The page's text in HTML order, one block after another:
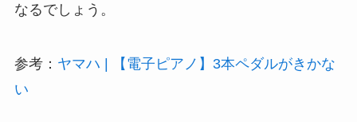
なるでしょう。
参考： ヤマハ | 【電子ピアノ】3本ペダルがきかな
い